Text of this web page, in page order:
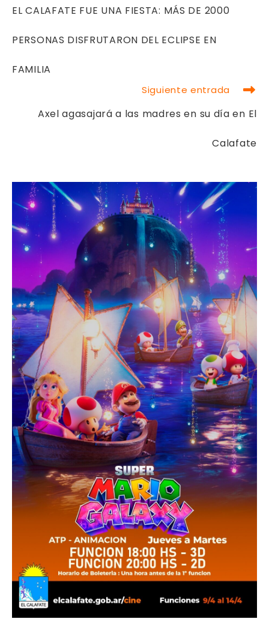
ARTÍCULOS
EL CALAFATE FUE UNA FIESTA: MÁS DE 2000
PERSONAS DISFRUTARON DEL ECLIPSE EN
FAMILIA
Siguiente entrada
Axel agasajará a las madres en su día en El
Calafate